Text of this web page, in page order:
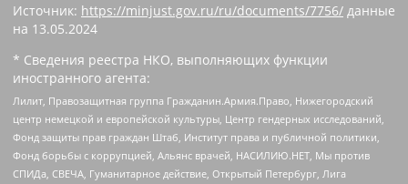
Источник: https://minjust.gov.ru/ru/documents/7756/ данные
на 13.05.2024
* Сведения реестра НКО, выполняющих функции
иностранного агента:
Лилит, Правозащитная группа Гражданин.Армия.Право, Нижегородский
центр немецкой и европейской культуры, Центр гендерных исследований,
Фонд защиты прав граждан Штаб, Институт права и публичной политики,
Фонд борьбы с коррупцией, Альянс врачей, НАСИЛИЮ.НЕТ, Мы против
СПИДа, СВЕЧА, Гуманитарное действие, Открытый Петербург, Лига